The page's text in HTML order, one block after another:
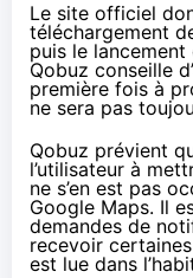
Le site officiel
téléchargement
puis le lancement
Qobuz conseille
première fois à
ne sera pas
Qobuz prévient
l’utilisateur à
ne s’en est pas
Google Maps. Il
demandes de
recevoir
est lue dans